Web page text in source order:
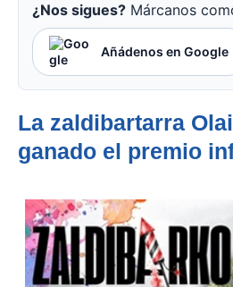
¿Nos sigues? Márcanos
Añádenos en Google
La zaldibartarra
ganado el premio